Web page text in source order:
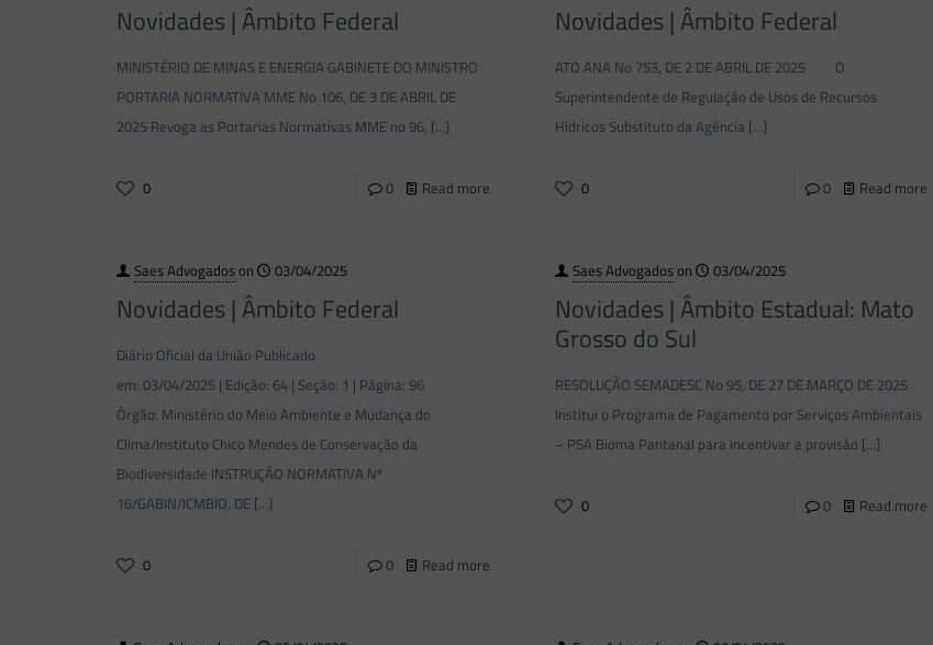
Novidades | Âmbito Federal
MINISTÉRIO DE MINAS E ENERGIA GABINETE DO MINISTRO
PORTARIA NORMATIVA MME No 106, DE 3 DE ABRIL DE
2025 Revoga as Portarias Normativas MME no 96, […]
0 0 Read more
Novidades | Âmbito Federal
ATO ANA No 753, DE 2 DE ABRIL DE 2025 O
Superintendente de Regulação de Usos de Recursos
Hídricos Substituto da Agência […]
0 0 Read more
Saes Advogadoson 03/04/2025
Novidades | Âmbito Federal
Diário Oficial da União Publicado
em: 03/04/2025 | Edição: 64 | Seção: 1 | Página: 96
Órgão: Ministério do Meio Ambiente e Mudança do
Clima/Instituto Chico Mendes de Conservação da
Biodiversidade INSTRUÇÃO NORMATIVA Nº
16/GABIN/ICMBIO, DE[…]
0 0 Read more
Saes Advogadoson 03/04/2025
Novidades | Âmbito Estadual: Mato
Grosso do Sul
RESOLUÇÃO SEMADESC No 95, DE 27 DE MARÇO DE 2025
Institui o Programa de Pagamento por Serviços Ambientais
– PSA Bioma Pantanal para incentivar a provisão […]
0 0 Read more